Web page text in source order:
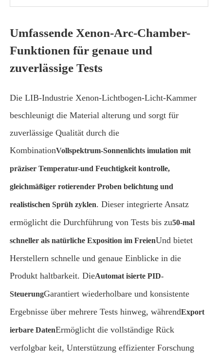
Umfassende Xenon-Arc-Chamber-
Funktionen für genaue und
zuverlässige Tests
Die LIB-Industrie Xenon-Lichtbogen-Licht-Kammer
beschleunigt die Material alterung und sorgt für
zuverlässige Qualität durch die
KombinationVollspektrum-Sonnenlichts imulation mit
präziser Temperatur-und Feuchtigkeit kontrolle,
gleichmäßiger rotierender Proben belichtung und
realistischen Sprüh zyklen. Dieser integrierte Ansatz
ermöglicht die Durchführung von Tests bis zu50-mal
schneller als natürliche Exposition im FreienUnd bietet
Herstellern schnelle und genaue Einblicke in die
Produkt haltbarkeit. DieAutomat isierte PID-
SteuerungGarantiert wiederholbare und konsistente
Ergebnisse über mehrere Tests hinweg, währendExport
ierbare DatenErmöglicht die vollständige Rück
verfolgbar keit, Unterstützung effizienter Forschung